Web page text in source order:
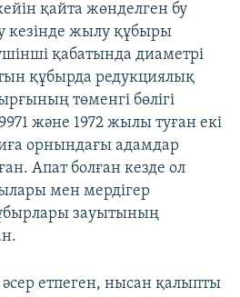
қайта жөнделген бу
кезінде жылу құбыры
қабатында диаметрі
құбырда редукциялық
төменгі бөлігі
және 1972 жылы туған екі
орнындағы адамдар
Апат болған кезде ол
мен мердігер
зауытының
етпеген, нысан қалыпты